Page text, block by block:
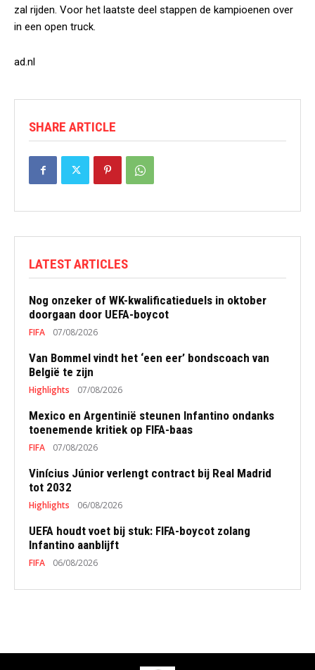
zal rijden. Voor het laatste deel stappen de kampioenen over
in een open truck.
ad.nl
SHARE ARTICLE
LATEST ARTICLES
Nog onzeker of WK-kwalificatieduels in oktober
doorgaan door UEFA-boycot
FIFA 07/08/2026
Van Bommel vindt het ‘een eer’ bondscoach van
België te zijn
Highlights 07/08/2026
Mexico en Argentinië steunen Infantino ondanks
toenemende kritiek op FIFA-baas
FIFA 07/08/2026
Vinícius Júnior verlengt contract bij Real Madrid
tot 2032
Highlights 06/08/2026
UEFA houdt voet bij stuk: FIFA-boycot zolang
Infantino aanblijft
FIFA 06/08/2026